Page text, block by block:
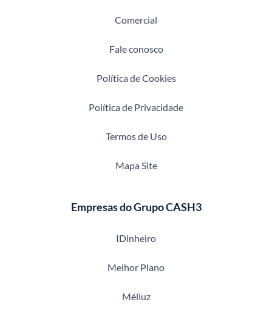
Comercial
Fale conosco
Política de Cookies
Política de Privacidade
Termos de Uso
Mapa Site
Empresas do Grupo CASH3
IDinheiro
Melhor Plano
Méliuz